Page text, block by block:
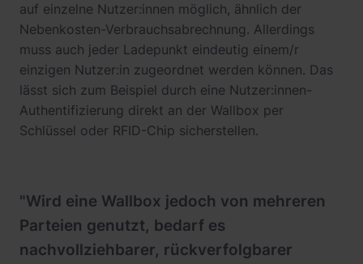
auf einzelne Nutzer:innen möglich, ähnlich der
Nebenkosten-Verbrauchsabrechnung. Allerdings
muss auch jeder Ladepunkt eindeutig einem/r
einzigen Nutzer:in zugeordnet werden können. Das
lässt sich zum Beispiel durch eine Nutzer:innen-
Authentifizierung direkt an der Wallbox per
Schlüssel oder RFID-Chip sicherstellen.
"Wird eine Wallbox jedoch von mehreren
Parteien genutzt, bedarf es
nachvollziehbarer, rückverfolgbarer